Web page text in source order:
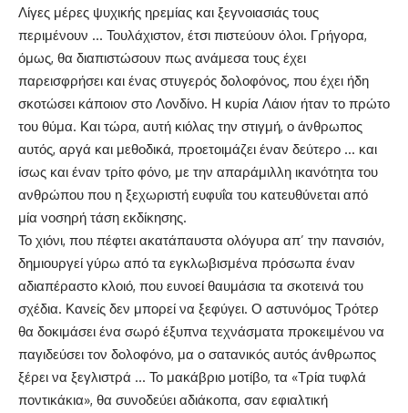
Λίγες μέρες ψυχικής ηρεμίας και ξεγνοιασιάς τους
περιμένουν … Τουλάχιστον, έτσι πιστεύουν όλοι. Γρήγορα,
όμως, θα διαπιστώσουν πως ανάμεσα τους έχει
παρεισφρήσει και ένας στυγερός δολοφόνος, που έχει ήδη
σκοτώσει κάποιον στο Λονδίνο. Η κυρία Λάιον ήταν το πρώτο
του θύμα. Και τώρα, αυτή κιόλας την στιγμή, ο άνθρωπος
αυτός, αργά και μεθοδικά, προετοιμάζει έναν δεύτερο … και
ίσως και έναν τρίτο φόνο, με την απαράμιλλη ικανότητα του
ανθρώπου που η ξεχωριστή ευφυΐα του κατευθύνεται από
μία νοσηρή τάση εκδίκησης.
Το χιόνι, που πέφτει ακατάπαυστα ολόγυρα απ’ την πανσιόν,
δημιουργεί γύρω από τα εγκλωβισμένα πρόσωπα έναν
αδιαπέραστο κλοιό, που ευνοεί θαυμάσια τα σκοτεινά του
σχέδια. Κανείς δεν μπορεί να ξεφύγει. Ο αστυνόμος Τρότερ
θα δοκιμάσει ένα σωρό έξυπνα τεχνάσματα προκειμένου να
παγιδεύσει τον δολοφόνο, μα ο σατανικός αυτός άνθρωπος
ξέρει να ξεγλιστρά … Το μακάβριο μοτίβο, τα «Τρία τυφλά
ποντικάκια», θα συνοδεύει αδιάκοπα, σαν εφιαλτική